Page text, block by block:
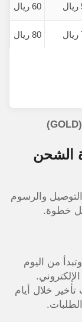
60 ريال
80 ريال
(GOLD)
الشحن
والرسوم
خطوة.
من اليوم
خلال أيام